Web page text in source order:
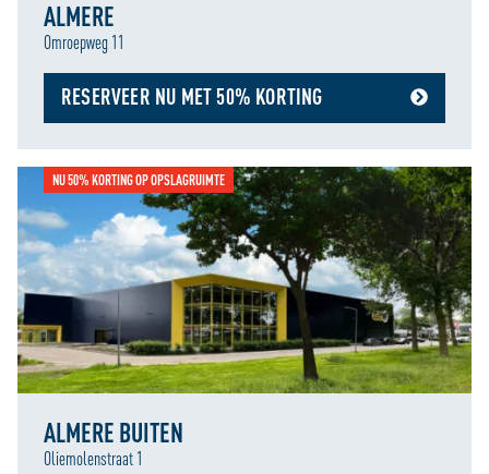
ALMERE
Omroepweg 11
RESERVEER NU MET 50% KORTING
NU 50% KORTING OP OPSLAGRUIMTE
ALMERE BUITEN
Oliemolenstraat 1